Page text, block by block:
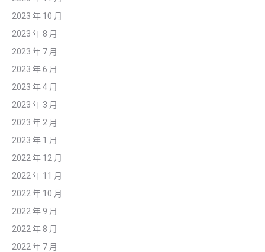
2023 年 10 月
2023 年 8 月
2023 年 7 月
2023 年 6 月
2023 年 4 月
2023 年 3 月
2023 年 2 月
2023 年 1 月
2022 年 12 月
2022 年 11 月
2022 年 10 月
2022 年 9 月
2022 年 8 月
2022 年 7 月